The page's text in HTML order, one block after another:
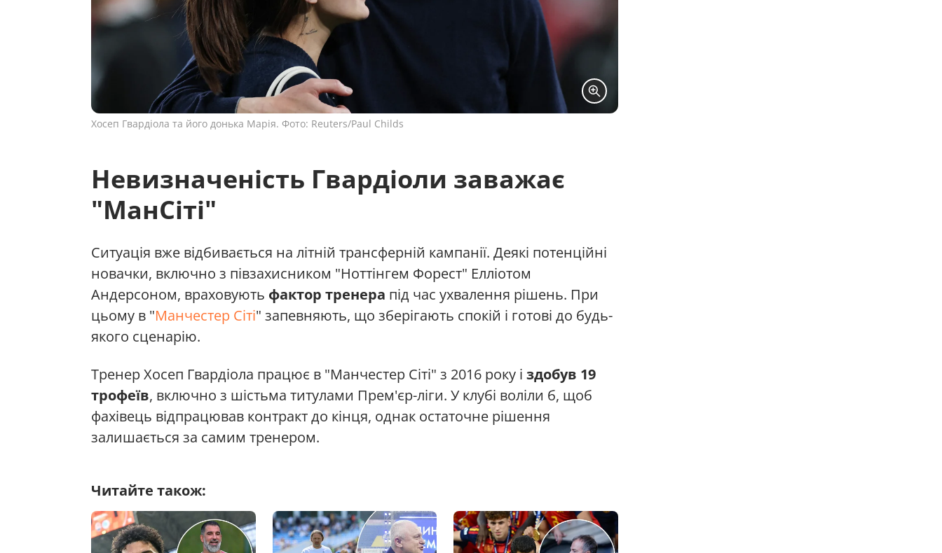
Хосеп Гвардіола та його донька Марія. Фото: Reuters/Paul Childs
Невизначеність Гвардіоли заважає
"МанСіті"
Ситуація вже відбивається на літній трансферній кампанії. Деякі потенційні
новачки, включно з півзахисником "Ноттінгем Форест" Елліотом
Андерсоном, враховують фактор тренера під час ухвалення рішень. При
цьому в "Манчестер Сіті" запевняють, що зберігають спокій і готові до будь-
якого сценарію.
Тренер Хосеп Гвардіола працює в "Манчестер Сіті" з 2016 року і здобув 19
трофеїв, включно з шістьма титулами Прем'єр-ліги. У клубі воліли б, щоб
фахівець відпрацював контракт до кінця, однак остаточне рішення
залишається за самим тренером.
Читайте також: